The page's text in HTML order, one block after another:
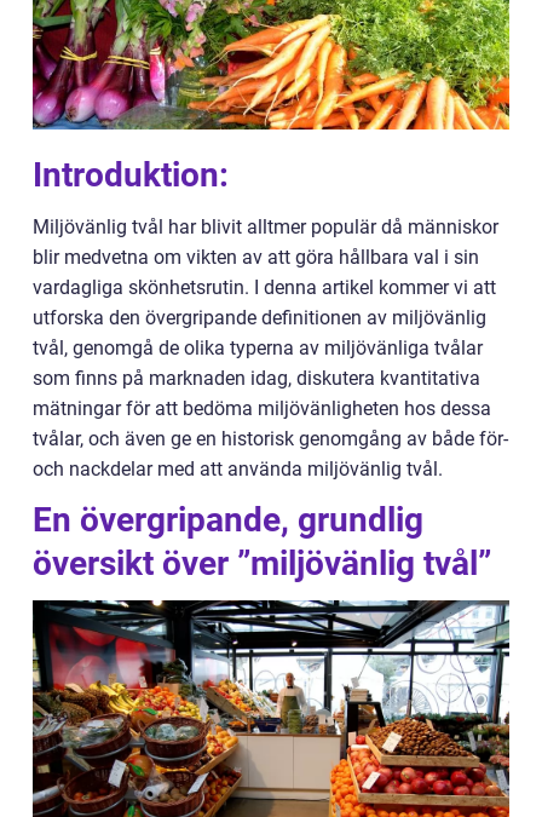
Introduktion:
Miljövänlig tvål har blivit alltmer populär då människor
blir medvetna om vikten av att göra hållbara val i sin
vardagliga skönhetsrutin. I denna artikel kommer vi att
utforska den övergripande definitionen av miljövänlig
tvål, genomgå de olika typerna av miljövänliga tvålar
som finns på marknaden idag, diskutera kvantitativa
mätningar för att bedöma miljövänligheten hos dessa
tvålar, och även ge en historisk genomgång av både för-
och nackdelar med att använda miljövänlig tvål.
En övergripande, grundlig
översikt över ”miljövänlig tvål”